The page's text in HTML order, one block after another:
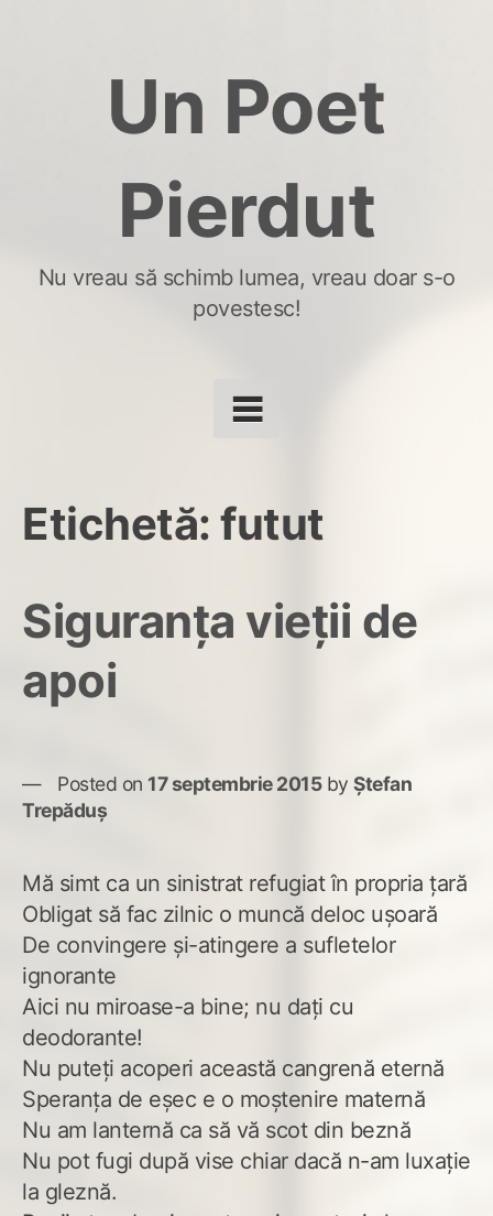
Un Poet
Pierdut
Nu vreau să schimb lumea, vreau doar s-o
povestesc!
Etichetă: futut
Siguranța vieții de
apoi
Posted on 17 septembrie 2015by Ștefan
Trepăduș
Mă simt ca un sinistrat refugiat în propria țară
Obligat să fac zilnic o muncă deloc ușoară
De convingere și-atingere a sufletelor
ignorante
Aici nu miroase-a bine; nu dați cu
deodorante!
Nu puteți acoperi această cangrenă eternă
Speranța de eșec e o moștenire maternă
Nu am lanternă ca să vă scot din beznă
Nu pot fugi după vise chiar dacă n-am luxație
la gleznă.